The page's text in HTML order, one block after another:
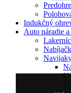
Indukčný
Auto náradie